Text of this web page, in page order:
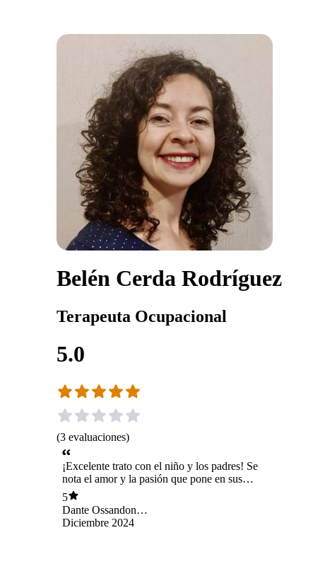
Belén Cerda Rodríguez
Terapeuta Ocupacional
5.0
(3 evaluaciones)
¡Excelente trato con el niño y los padres! Se
nota el amor y la pasión que pone en sus
terapias, super recomendada 🥰
5
Dante Ossandon
Castro
Diciembre 2024